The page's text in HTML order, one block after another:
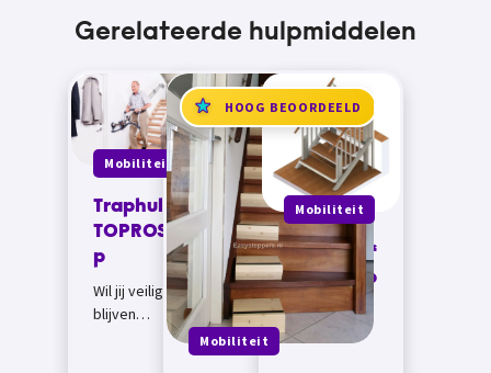
Gerelateerde hulpmiddelen
Mobiliteit
Traphulp
TOPROSte
p
Wil jij veilig
blijven
HOOG BEOORDEELD
Mobiliteit
Mobiliteit
Rolstoellif
t FlexStep